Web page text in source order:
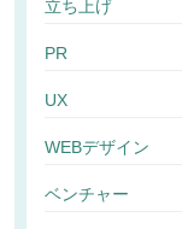
立ち上げ
PR
UX
WEBデザイン
ベンチャー